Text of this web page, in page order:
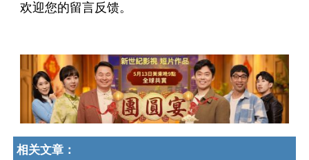
欢迎您的留言反馈。
相关文章：